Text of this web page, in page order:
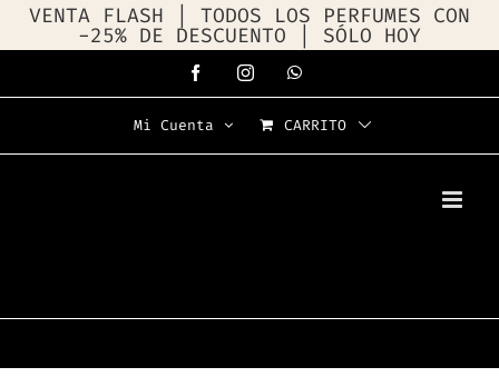
VENTA FLASH | TODOS LOS PERFUMES CON
-25% DE DESCUENTO | SÓLO HOY
al
FacebookInstagramWhatsApp
Mi Cuenta CARRITO